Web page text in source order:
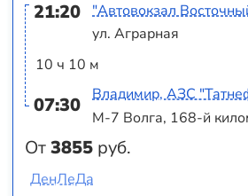
21:20
10 ч 10 м
07:30
От3855 руб.
"Автовокзал
ул. Аграрная
Владимир, АЗС
М-7 Волга, 168-й
ДенЛеДа